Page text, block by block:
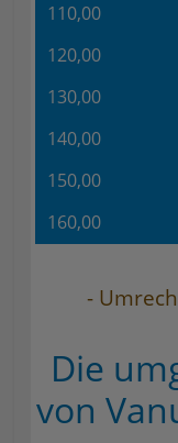
110,00
120,00
130,00
140,00
150,00
160,00
-
Die
von